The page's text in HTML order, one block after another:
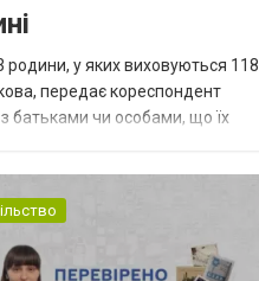
родини, у яких виховуються 118
передає кореспондент
з батьками чи особами, що їх